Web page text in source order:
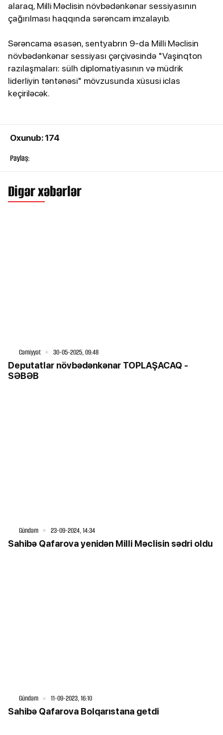
alaraq, Milli Məclisin növbədənkənar sessiyasının
çağırılması haqqında sərəncam imzalayıb.
Sərəncama əsasən, sentyabrın 9-da Milli Məclisin
növbədənkənar sessiyası çərçivəsində "Vaşinqton
razılaşmaları: sülh diplomatiyasının və müdrik
liderliyin təntənəsi" mövzusunda xüsusi iclas
keçiriləcək.
Oxunub: 174
Paylaş:
Digər xəbərlər
Cəmiyyət 30-05-2025, 09:48
Deputatlar növbədənkənar TOPLAŞACAQ -
SƏBƏB
Gündəm 23-09-2024, 14:34
Sahibə Qafarova yenidən Milli Məclisin sədri oldu
Gündəm 11-09-2023, 16:10
Sahibə Qafarova Bolqarıstana getdi